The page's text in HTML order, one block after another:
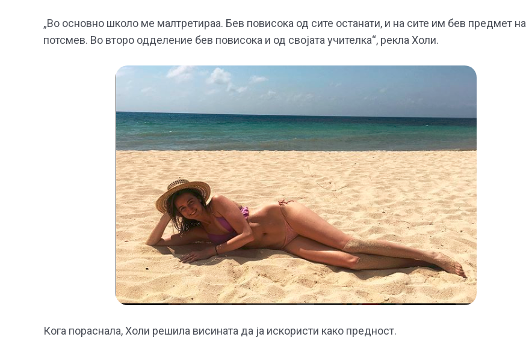
„Во основно школо ме малтретираа. Бев повисока од сите останати, и на сите им бев предмет на
потсмев. Во второ одделение бев повисока и од својата учителка“, рекла Холи.
Кога пораснала, Холи решила висината да ја искористи како предност.